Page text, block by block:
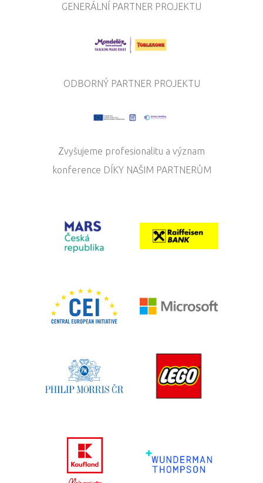
GENERÁLNÍ PARTNER PROJEKTU
ODBORNÝ PARTNER PROJEKTU
Zvyšujeme profesionalitu a význam
konference DÍKY NAŠIM PARTNERŮM